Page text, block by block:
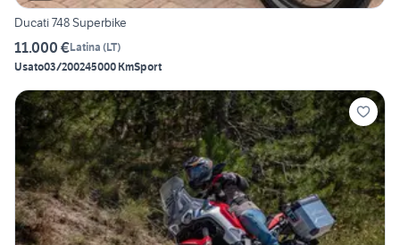
Ducati 748 Superbike
11.000 €Latina (LT)
Usato03/200245000 KmSport